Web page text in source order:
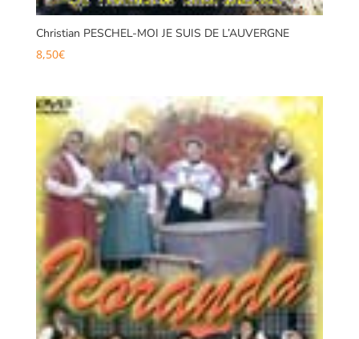
Christian PESCHEL-MOI JE SUIS DE L’AUVERGNE
8,50€